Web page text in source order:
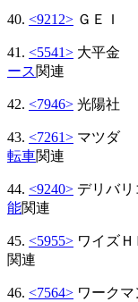
40. <9212> ＧＥ
41. <5541> 大平
ース関連
42. <7946> 光陽
43. <7261> マツ
転車関連
44. <9240> デリ
能関連
45. <5955> ワイ
関連
46. <7564> ワー